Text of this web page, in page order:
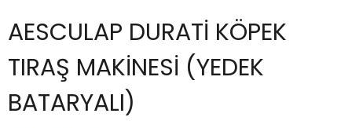
AESCULAP DURATİ KÖPEK
TIRAŞ MAKİNESİ (YEDEK
BATARYALI)